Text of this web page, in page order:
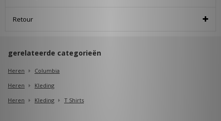
Retour
gerelateerde categorieën
Heren
Columbia
Heren
Kleding
Heren
Kleding T Shirts